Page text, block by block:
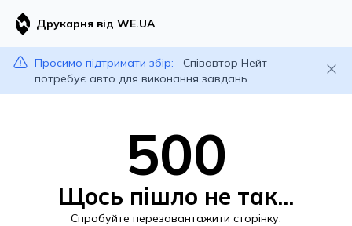
Друкарня від WE.UA
Просимо підтримати збір:
Співавтор Нейт
потребує авто для виконання завдань
500
Щось пішло не так...
Спробуйте перезавантажити сторінку.